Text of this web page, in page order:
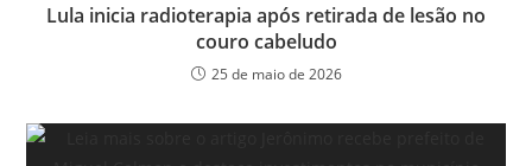
Lula inicia radioterapia após retirada de lesão no
couro cabeludo
25 de maio de 2026